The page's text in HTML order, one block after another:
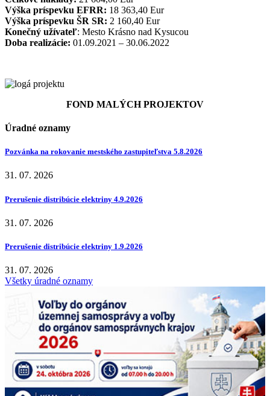
Výška príspevku EFRR: 18 363,40 Eur
Výška príspevku ŠR SR: 2 160,40 Eur
Konečný užívateľ: Mesto Krásno nad Kysucou
Doba realizácie: 01.09.2021 – 30.06.2022
FOND MALÝCH PROJEKTOV
Úradné oznamy
Pozvánka na rokovanie mestského zastupiteľstva 5.8.2026
31. 07. 2026
Prerušenie distribúcie elektriny 4.9.2026
31. 07. 2026
Prerušenie distribúcie elektriny 1.9.2026
31. 07. 2026
Všetky úradné oznamy